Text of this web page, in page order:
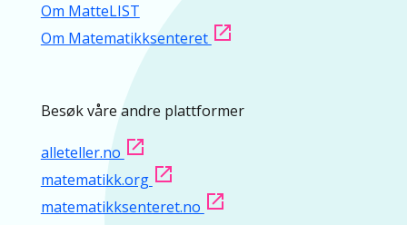
Om MatteLIST
Om Matematikksenteret
Besøk våre andre plattformer
alleteller.no
matematikk.org
matematikksenteret.no